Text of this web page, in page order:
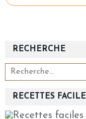
RECHERCHE
RECETTES